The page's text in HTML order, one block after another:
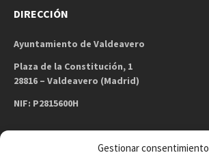
Gestionar consentimiento
DIRECCIÓN
Ayuntamiento de Valdeavero
Plaza de la Constitución, 1
28816 – Valdeavero (Madrid)
NIF: P2815600H